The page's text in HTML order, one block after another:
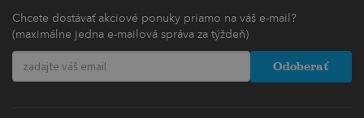
Chcete dostávať akciové ponuky priamo na váš e-mail?
(maximálne jedna e-mailová správa za týždeň)
Odoberať